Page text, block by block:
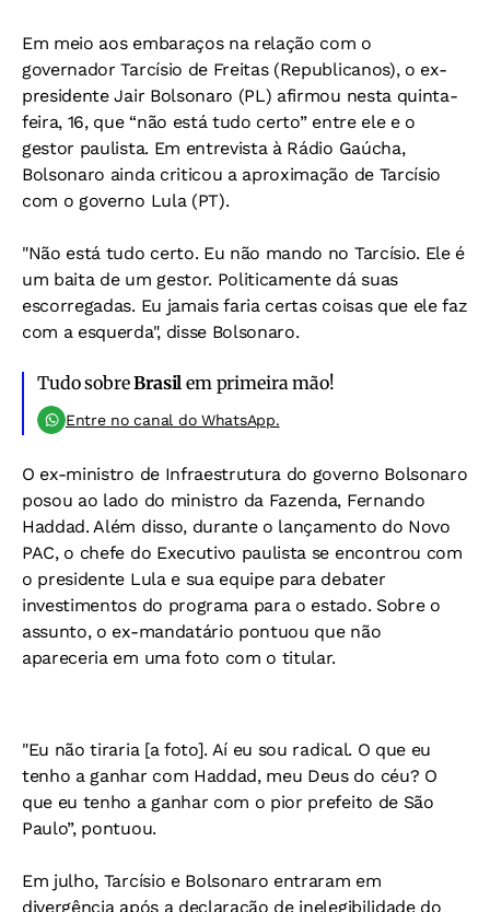
Em meio aos embaraços na relação com o
governador Tarcísio de Freitas (Republicanos), o ex-
presidente Jair Bolsonaro (PL) afirmou nesta quinta-
feira, 16, que “não está tudo certo” entre ele e o
gestor paulista. Em entrevista à Rádio Gaúcha,
Bolsonaro ainda criticou a aproximação de Tarcísio
com o governo Lula (PT).
"Não está tudo certo. Eu não mando no Tarcísio. Ele é
um baita de um gestor. Politicamente dá suas
escorregadas. Eu jamais faria certas coisas que ele faz
com a esquerda", disse Bolsonaro.
Tudo sobreBrasil em primeira mão!
Entre no canal do WhatsApp.
O ex-ministro de Infraestrutura do governo Bolsonaro
posou ao lado do ministro da Fazenda, Fernando
Haddad. Além disso, durante o lançamento do Novo
PAC, o chefe do Executivo paulista se encontrou com
o presidente Lula e sua equipe para debater
investimentos do programa para o estado. Sobre o
assunto, o ex-mandatário pontuou que não
apareceria em uma foto com o titular.
"Eu não tiraria [a foto]. Aí eu sou radical. O que eu
tenho a ganhar com Haddad, meu Deus do céu? O
que eu tenho a ganhar com o pior prefeito de São
Paulo”, pontuou.
Em julho, Tarcísio e Bolsonaro entraram em
divergência após a declaração de inelegibilidade do